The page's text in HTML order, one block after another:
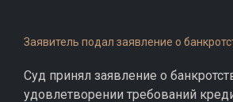
Заявитель подал заявление о
Суд принял заявление о
удовлетворении требований